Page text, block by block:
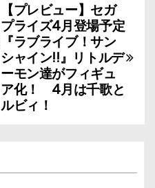
【プレビュー】セガ
プライズ4月登場予定
『ラブライブ！サン
シャイン!!』リトルデ
ーモン達がフィギュ
ア化！ 4月は千歌と
ルビィ！